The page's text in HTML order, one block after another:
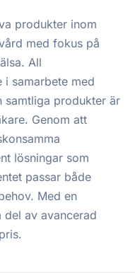
produkter inom
med fokus på
All
samarbete med
samtliga produkter är
Genom att
lösningar som
passar både
Med en
av avancerad